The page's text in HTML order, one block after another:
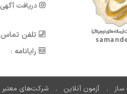
دریافت آگهی
تلفن
رایانامه :
ساز آزمون آنلاین شرکت‌های معتبر